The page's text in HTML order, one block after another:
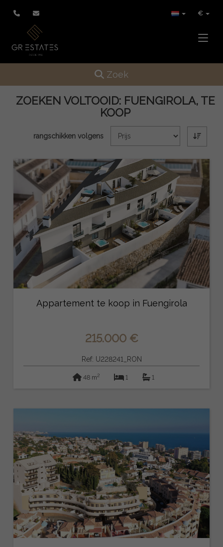
€
Toggle navigation
Zoek
ZOEKEN VOLTOOID:FUENGIROLA, TE
KOOP
rangschikken volgens
Appartement te koop in Fuengirola
215.000 €
Ref: U228241_RON
48 m2 1 1